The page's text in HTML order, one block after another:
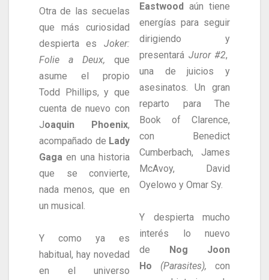
Otra de las secuelas
que más curiosidad
despierta es Joker:
Folie a Deux, que
asume el propio
Todd Phillips, y que
cuenta de nuevo con
Joaquin Phoenix,
acompañado de Lady
Gaga en una historia
que se convierte,
nada menos, que en
un musical.
Y como ya es
habitual, hay novedad
en el universo
Eastwood aún tiene
energías para seguir
dirigiendo y
presentará Juror #2,
una de juicios y
asesinatos. Un gran
reparto para The
Book of Clarence,
con Benedict
Cumberbach, James
McAvoy, David
Oyelowo y Omar Sy.
Y despierta mucho
interés lo nuevo
de
Nog Joon
Ho (Parasites), con